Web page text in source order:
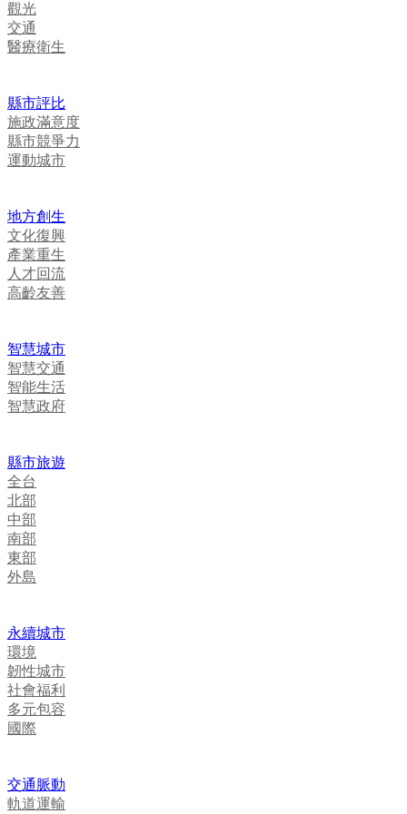
觀光
交通
醫療衛生
縣市評比
施政滿意度
縣市競爭力
運動城市
地方創生
文化復興
產業重生
人才回流
高齡友善
智慧城市
智慧交通
智能生活
智慧政府
縣市旅遊
全台
北部
中部
南部
東部
外島
永續城市
環境
韌性城市
社會福利
多元包容
國際
交通脈動
軌道運輸